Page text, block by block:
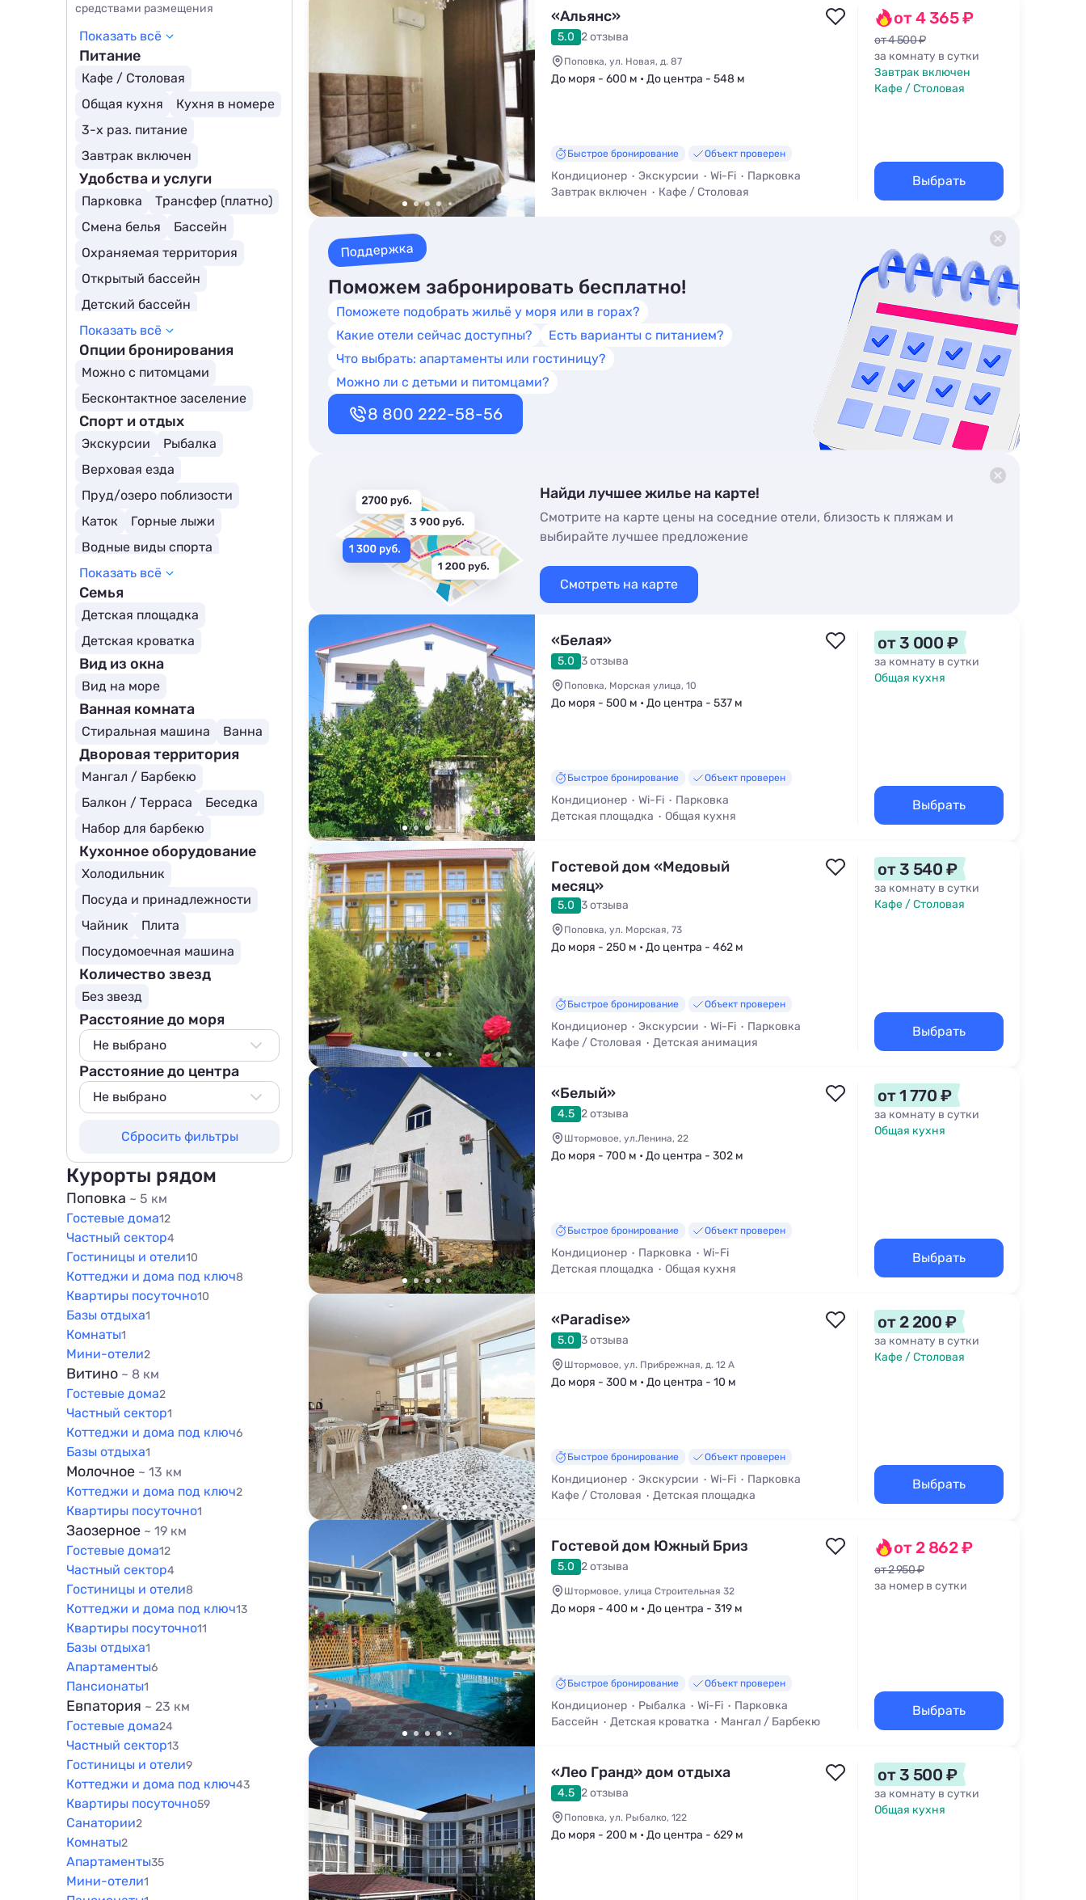
«Альянс»
5.0 2 отзыва
Поповка, ул. Новая, д. 87
До моря - 600 м • До центра - 548 м
Быстрое бронирование Объект проверен
Кондиционер Экскурсии Wi-Fi
Парковка
Завтрак включен
Кафе / Столовая
от 4 365 ₽
от 4 500 ₽
за комнату в сутки
Завтрак включен
Кафе / Столовая
Выбрать
Поддержка
Поможем забронировать бесплатно!
Поможете подобрать жильё у моря или в горах?
Какие отели сейчас доступны?
Есть варианты с питанием?
Что выбрать: апартаменты или гостиницу?
Можно ли с детьми и питомцами?
8 800 222-58-56
Найди лучшее жилье на карте!
Смотрите на карте цены на соседние отели, близость к пляжам и
выбирайте лучшее предложение
Смотреть на карте
«Белая»
5.0 3 отзыва
Поповка, Морская улица, 10
До моря - 500 м • До центра - 537 м
Быстрое бронирование Объект проверен
Кондиционер Wi-Fi
Парковка
Детская площадка
Общая кухня
от 3 000 ₽
за комнату в сутки
Общая кухня
Выбрать
Гостевой дом «Медовый
месяц»
5.0 3 отзыва
Поповка, ул. Морская, 73
До моря - 250 м • До центра - 462 м
Быстрое бронирование Объект проверен
Кондиционер Экскурсии Wi-Fi
Парковка
Кафе / Столовая
Детская анимация
от 3 540 ₽
за комнату в сутки
Кафе / Столовая
Выбрать
«Белый»
4.5 2 отзыва
Штормовое, ул.Ленина, 22
До моря - 700 м • До центра - 302 м
Быстрое бронирование Объект проверен
Кондиционер Парковка
Wi-Fi
Детская площадка
Общая кухня
от 1 770 ₽
за комнату в сутки
Общая кухня
Выбрать
«Paradise»
5.0 3 отзыва
Штормовое, ул. Прибрежная, д. 12 А
До моря - 300 м • До центра - 10 м
Быстрое бронирование Объект проверен
Кондиционер Экскурсии Wi-Fi
Парковка
Кафе / Столовая
Детская площадка
от 2 200 ₽
за комнату в сутки
Кафе / Столовая
Выбрать
Гостевой дом Южный Бриз
5.0 2 отзыва
Штормовое, улица Строительная 32
До моря - 400 м • До центра - 319 м
Быстрое бронирование Объект проверен
Кондиционер Рыбалка Wi-Fi
Парковка
Бассейн
Детская кроватка Мангал / Барбекю
от 2 862 ₽
от 2 950 ₽
за номер в сутки
Выбрать
«Лео Гранд» дом отдыха
4.5 2 отзыва
Поповка, ул. Рыбалко, 122
До моря - 200 м • До центра - 629 м
от 3 500 ₽
за комнату в сутки
Общая кухня
средствами размещения
Показать всё
Питание
Кафе / Столовая
Общая кухня
Кухня в номере
3-х раз. питание
Завтрак включен
Удобства и услуги
Парковка
Трансфер (платно)
Смена белья
Бассейн
Охраняемая территория
Открытый бассейн
Детский бассейн
Трансфер (бесплатно)
Показать всё
Опции бронирования
Можно с питомцами
Бесконтактное заселение
Спорт и отдых
Экскурсии
Рыбалка
Верховая езда
Пруд/озеро поблизости
Каток
Горные лыжи
Водные виды спорта
Показать всё
Семья
Детская площадка
Детская кроватка
Вид из окна
Вид на море
Ванная комната
Стиральная машина Ванна
Дворовая территория
Мангал / Барбекю
Балкон / Терраса
Беседка
Набор для барбекю
Кухонное оборудование
Холодильник
Посуда и принадлежности
Чайник
Плита
Посудомоечная машина
Количество звезд
Без звезд
Расстояние до моря
Не выбрано
Не выбрано
50 м
200 м
500 м
800 м
1000 м
1500 м
Расстояние до центра
Не выбрано
100 м
200 м
500 м
800 м
1000 м
Сбросить фильтры
Курорты рядом
Поповка ~ 5 км
Гостевые дома12
Частный сектор4
Гостиницы и отели10
Коттеджи и дома под ключ8
Квартиры посуточно10
Базы отдыха1
Комнаты1
Мини-отели2
Витино ~ 8 км
Гостевые дома2
Частный сектор1
Коттеджи и дома под ключ6
Базы отдыха1
Молочное ~ 13 км
Коттеджи и дома под ключ2
Квартиры посуточно1
Заозерное ~ 19 км
Гостевые дома12
Частный сектор4
Гостиницы и отели8
Коттеджи и дома под ключ13
Квартиры посуточно11
Базы отдыха1
Апартаменты6
Пансионаты1
Евпатория ~ 23 км
Гостевые дома24
Частный сектор13
Гостиницы и отели9
Коттеджи и дома под ключ43
Квартиры посуточно59
Санатории2
Комнаты2
Апартаменты35
Мини-отели1